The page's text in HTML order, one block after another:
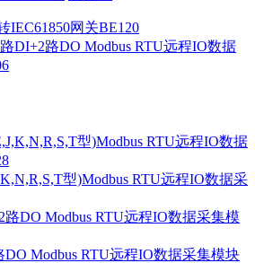
IEC61850网关BE120
DI+2路DO Modbus RTU远程IO数据
型)Modbus RTU远程IO数据采
Modbus RTU远程IO数据采集模块